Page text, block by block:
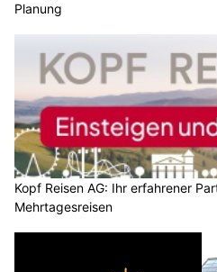
Planung
Kopf Reisen AG: Ihr erfahrener
Mehrtagesreisen